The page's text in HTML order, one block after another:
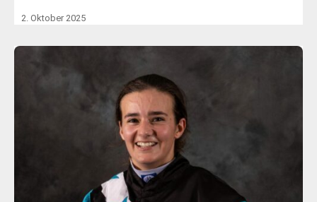
2. Oktober 2025